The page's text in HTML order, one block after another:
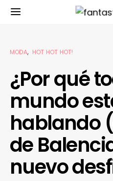
MODA HOT HOT HOT!
¿Por qué
mundo
hablando
de
nuevo